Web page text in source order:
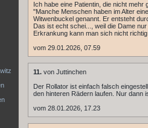
Ich habe eine Patientin, die nicht
"Manche Menschen haben im Alter
Witwenbuckel genannt. Er entsteht
Das ist echt schei..., weil die Dame
Erkrankung kann man sich nicht richtig
vom 29.01.2026, 07.59
11. von Juttinchen
Der Rollator ist einfach falsch
den hinteren Rädern laufen. Nur dann
vom 28.01.2026, 17.23